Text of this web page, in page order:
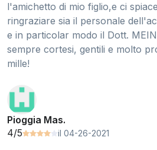
l'amichetto di mio figlio,e ci
ringraziare sia il personale
e in particolar modo il Dott.
sempre cortesi, gentili e molto
mille!
Pioggia Mas.
4/5
il 04-26-2021